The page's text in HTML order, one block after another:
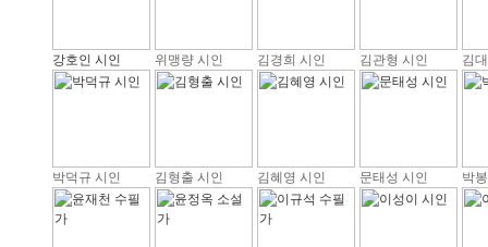
강호인 시인 위맹량 시인 김경희 시인 김관형 시인 김
박덕규 시인 김형출 시인 김혜영 시인 문태성 시인 박